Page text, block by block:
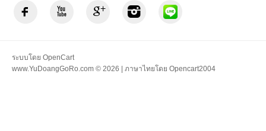
ระบบโดย OpenCart
www.YuDoangGoRo.com © 2026 | ภาษาไทยโดย Opencart2004